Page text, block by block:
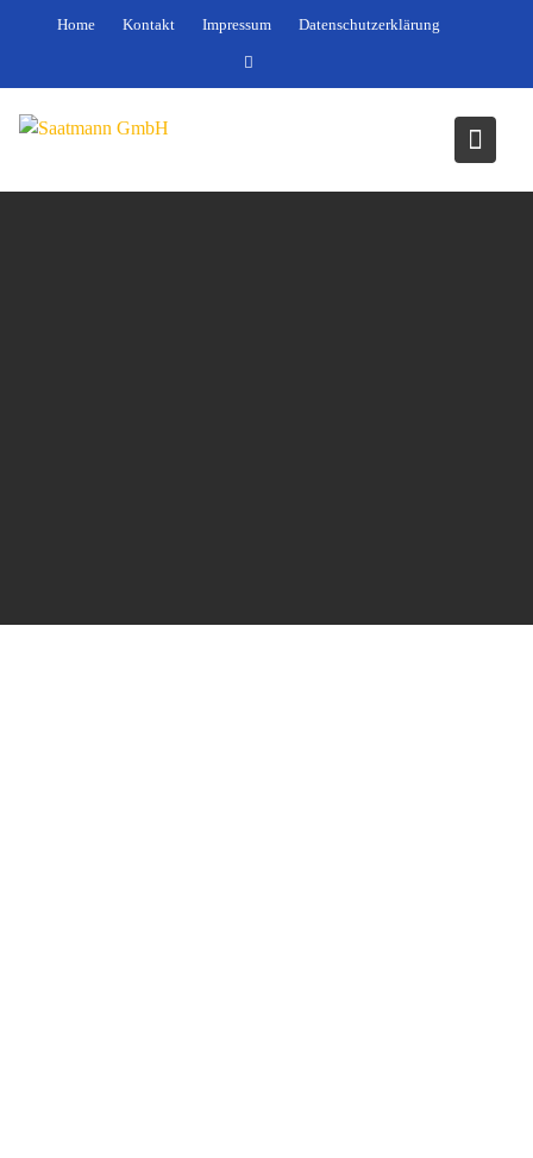
Home Kontakt Impressum Datenschutzerklärung